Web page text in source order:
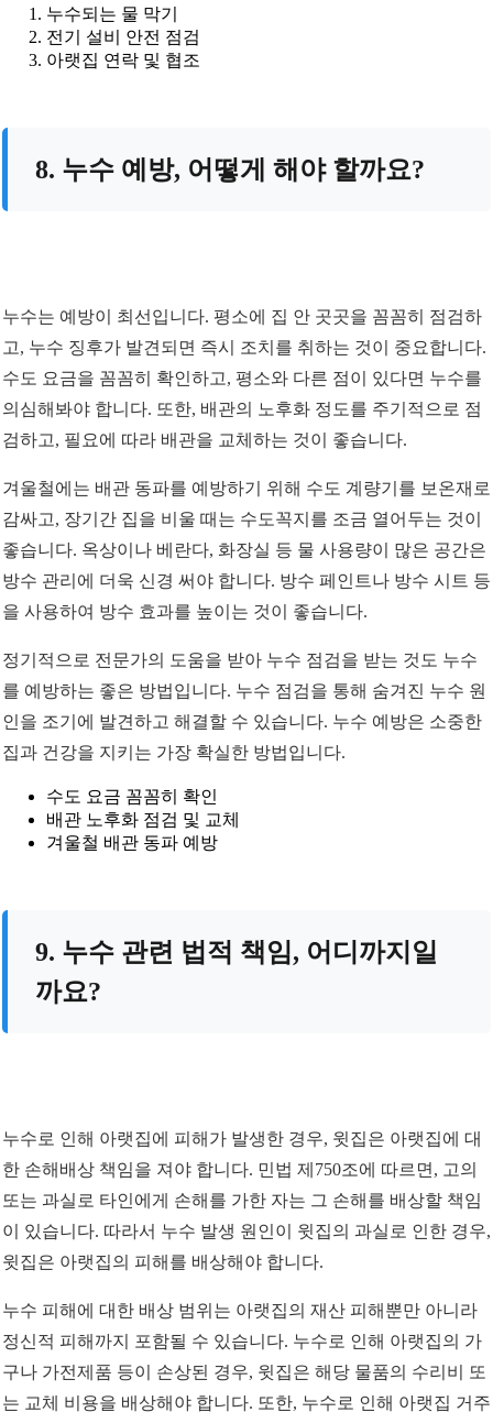
누수되는 물 막기
전기 설비 안전 점검
아랫집 연락 및 협조
8. 누수 예방, 어떻게 해야 할까요?
누수는 예방이 최선입니다. 평소에 집 안 곳곳을 꼼꼼히 점검하
고, 누수 징후가 발견되면 즉시 조치를 취하는 것이 중요합니다.
수도 요금을 꼼꼼히 확인하고, 평소와 다른 점이 있다면 누수를
의심해봐야 합니다. 또한, 배관의 노후화 정도를 주기적으로 점
검하고, 필요에 따라 배관을 교체하는 것이 좋습니다.
겨울철에는 배관 동파를 예방하기 위해 수도 계량기를 보온재로
감싸고, 장기간 집을 비울 때는 수도꼭지를 조금 열어두는 것이
좋습니다. 옥상이나 베란다, 화장실 등 물 사용량이 많은 공간은
방수 관리에 더욱 신경 써야 합니다. 방수 페인트나 방수 시트 등
을 사용하여 방수 효과를 높이는 것이 좋습니다.
정기적으로 전문가의 도움을 받아 누수 점검을 받는 것도 누수
를 예방하는 좋은 방법입니다. 누수 점검을 통해 숨겨진 누수 원
인을 조기에 발견하고 해결할 수 있습니다. 누수 예방은 소중한
집과 건강을 지키는 가장 확실한 방법입니다.
수도 요금 꼼꼼히 확인
배관 노후화 점검 및 교체
겨울철 배관 동파 예방
9. 누수 관련 법적 책임, 어디까지일
까요?
누수로 인해 아랫집에 피해가 발생한 경우, 윗집은 아랫집에 대
한 손해배상 책임을 져야 합니다. 민법 제750조에 따르면, 고의
또는 과실로 타인에게 손해를 가한 자는 그 손해를 배상할 책임
이 있습니다. 따라서 누수 발생 원인이 윗집의 과실로 인한 경우,
윗집은 아랫집의 피해를 배상해야 합니다.
누수 피해에 대한 배상 범위는 아랫집의 재산 피해뿐만 아니라
정신적 피해까지 포함될 수 있습니다. 누수로 인해 아랫집의 가
구나 가전제품 등이 손상된 경우, 윗집은 해당 물품의 수리비 또
는 교체 비용을 배상해야 합니다. 또한, 누수로 인해 아랫집 거주